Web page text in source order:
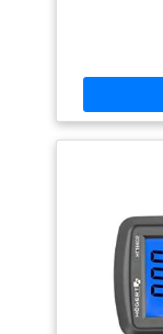
les
large】
Mesure
courant CC
400 Ω ~ 40
maximum
intégré.
toutes les
de